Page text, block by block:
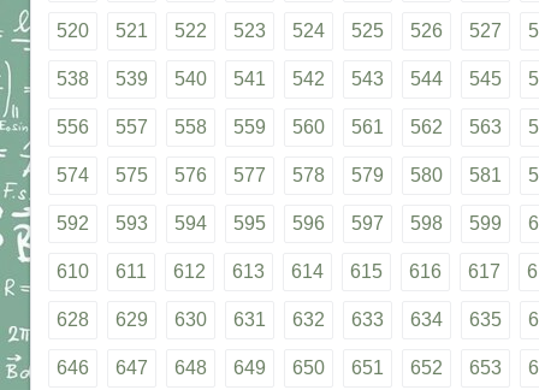
520 521 522 523 524 525 526 527
538 539 540 541 542 543 544 545
556 557 558 559 560 561 562 563
574 575 576 577 578 579 580 581
592 593 594 595 596 597 598 599
610 611 612 613 614 615 616 617
628 629 630 631 632 633 634 635
646 647 648 649 650 651 652 653